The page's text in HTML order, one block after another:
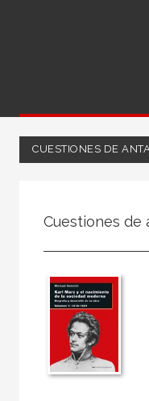
CUESTIONES DE
Ciencias humanas y
Filosofía
Historia de la filosofía
MATERIAS
Cuestiones de